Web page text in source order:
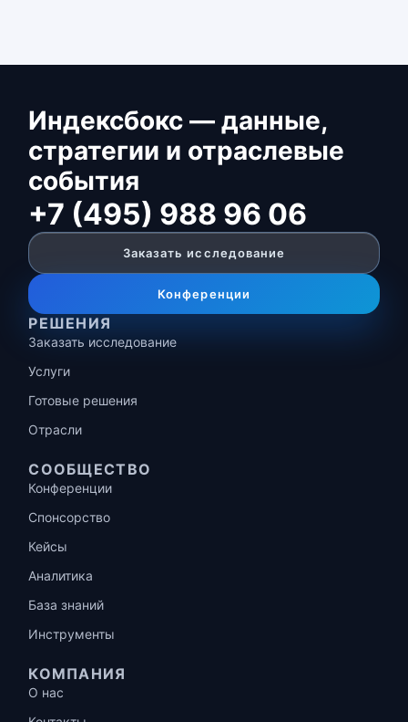
Индексбокс — данные,
стратегии и отраслевые
события
+7 (495) 988 96 06
Заказать исследование
Конференции
РЕШЕНИЯ
Заказать исследование
Услуги
Готовые решения
Отрасли
СООБЩЕСТВО
Конференции
Спонсорство
Кейсы
Аналитика
База знаний
Инструменты
КОМПАНИЯ
О нас